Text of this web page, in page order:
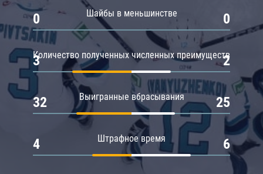
Шайбы в меньшинстве
0 0
Количество полученных численных преимуществ
3 2
Выигранные вбрасывания
32 25
Штрафное время
4 6